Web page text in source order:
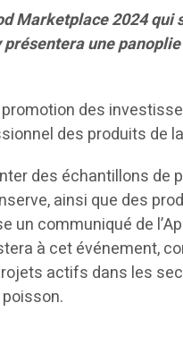
Marketplace 2024 qui
une
des
des produits de
des échantillons de
ainsi que des
un communiqué de
à cet événement,
actifs dans les